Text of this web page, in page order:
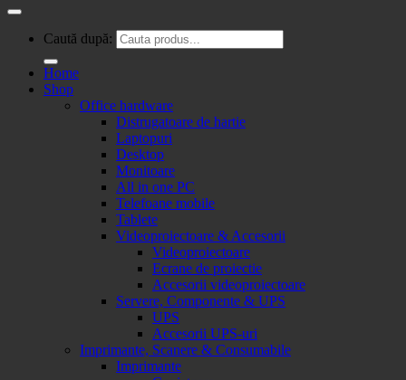
Caută după:
Home
Shop
Office hardware
Distrugatoare de hartie
Laptopuri
Desktop
Monitoare
All in one PC
Telefoane mobile
Tablete
Videoproiectoare & Accesorii
Videoproiectoare
Ecrane de proiectie
Accesorii videoproiectoare
Servere, Componente & UPS
UPS
Accesorii UPS-uri
Imprimante, Scanere & Consumabile
Imprimante